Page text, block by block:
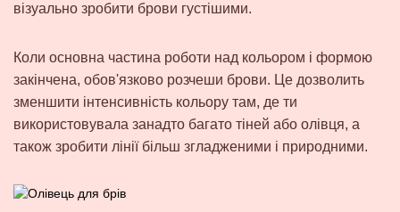
візуально зробити брови густішими.
Коли основна частина роботи над кольором і формою
закінчена, обов'язково розчеши брови. Це дозволить
зменшити інтенсивність кольору там, де ти
використовувала занадто багато тіней або олівця, а
також зробити лінії більш згладженими і природними.